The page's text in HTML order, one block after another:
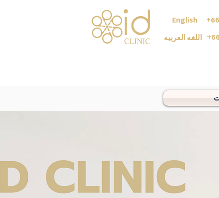
English